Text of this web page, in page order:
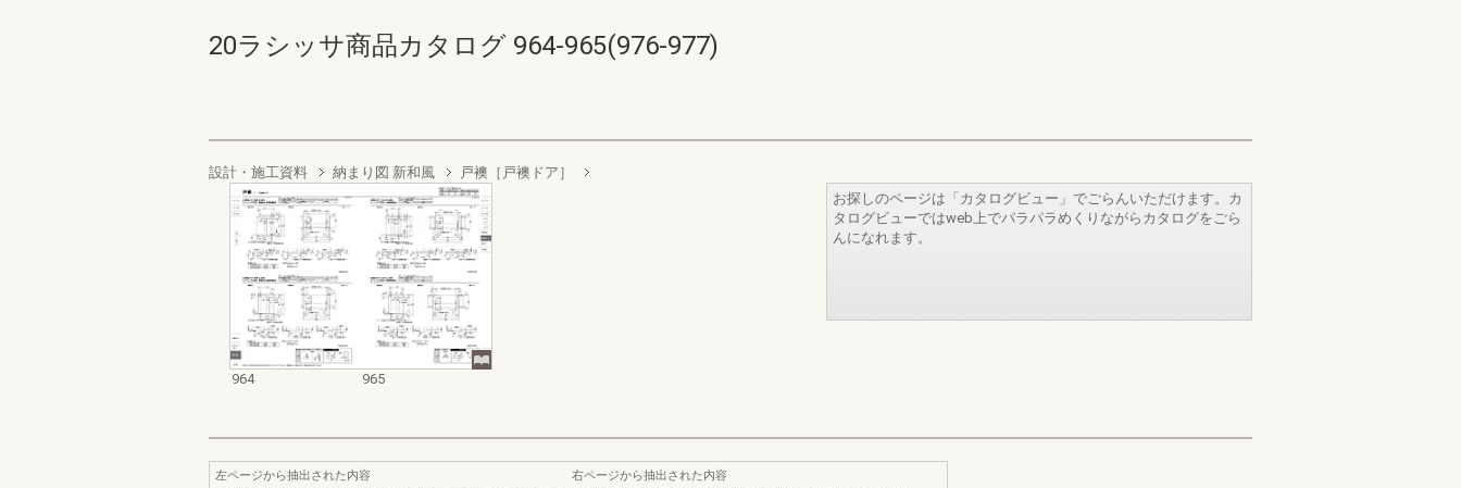
20ラシッサ商品カタログ 964-965(976-977)
設計・施工資料 納まり図 新和風 戸襖［戸襖ドア］
964 965
お探しのページは「カタログビュー」でごらんいただけます。カ
タログビューではweb上でパラパラめくりながらカタログをごら
んになれます。
左ページから抽出された内容
右ページから抽出された内容